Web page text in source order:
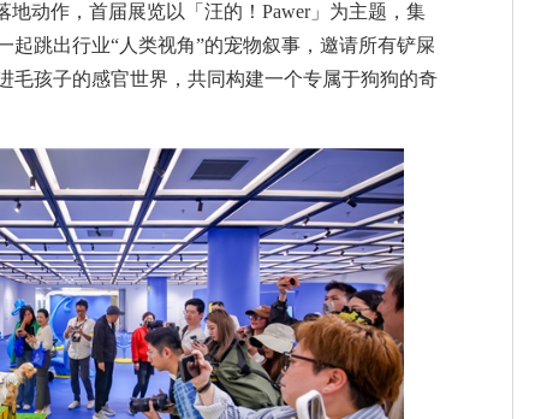
地动作，首届展览以「汪的！Pawer」为主题，集
起跳出行业“人类视角”的宠物叙事，邀请所有铲屎
毛孩子的感官世界，共同构建一个专属于狗狗的奇